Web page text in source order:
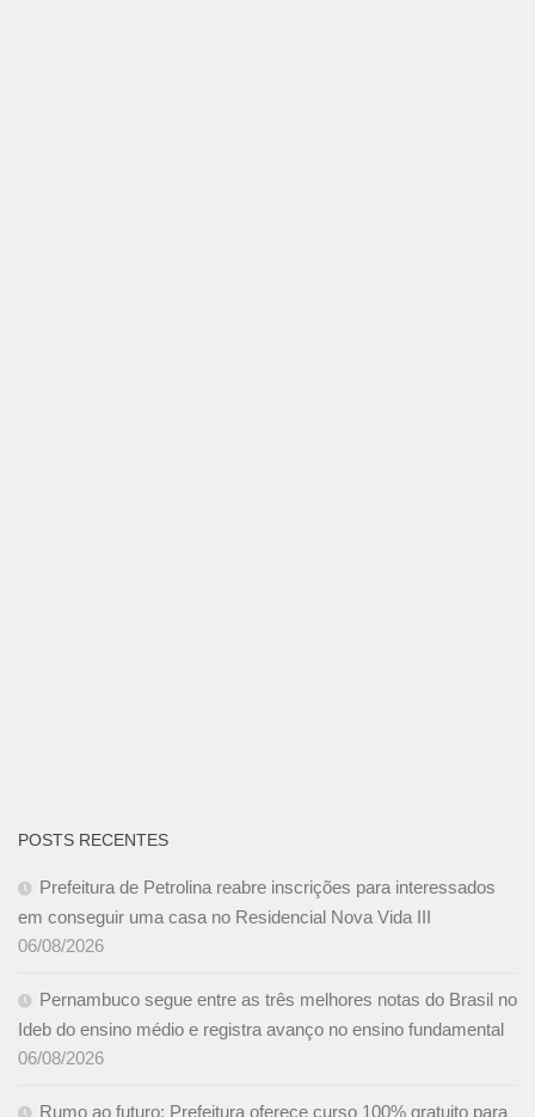
POSTS RECENTES
Prefeitura de Petrolina reabre inscrições para interessados
em conseguir uma casa no Residencial Nova Vida III
06/08/2026
Pernambuco segue entre as três melhores notas do Brasil no
Ideb do ensino médio e registra avanço no ensino fundamental
06/08/2026
Rumo ao futuro: Prefeitura oferece curso 100% gratuito para